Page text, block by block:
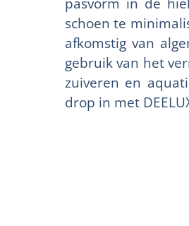
schoen te
afkomstig van
gebruik van het
zuiveren en
drop in met